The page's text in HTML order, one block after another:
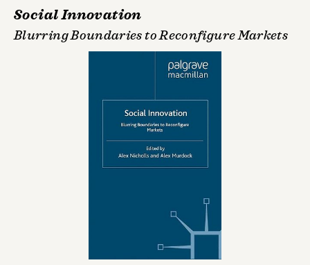
Social Innovation
Blurring Boundaries to Reconfigure Markets